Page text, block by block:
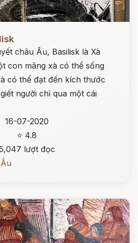
châu Âu, Basilisk là Xà
con mãng xà có thể sống
có thể đạt đến kích thước
người chỉ qua một cái
16-07-2020
⭐ 4.8
lượt đọc